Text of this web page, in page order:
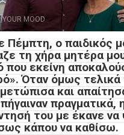
YOUR MOOD
Πέμπτη, ο παιδικός
τη χήρα μητέρα
που εκείνη
Όταν όμως τελικά
και
πραγματικά,
του με έκανε
κάπου να καθίσω.